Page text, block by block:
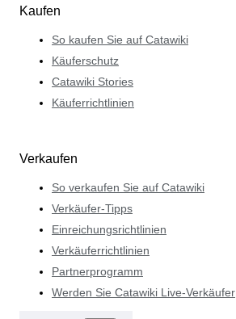
Kaufen
So kaufen Sie auf Catawiki
Käuferschutz
Catawiki Stories
Käuferrichtlinien
Verkaufen
So verkaufen Sie auf Catawiki
Verkäufer-Tipps
Einreichungsrichtlinien
Verkäuferrichtlinien
Partnerprogramm
Werden Sie Catawiki Live-Verkäufer